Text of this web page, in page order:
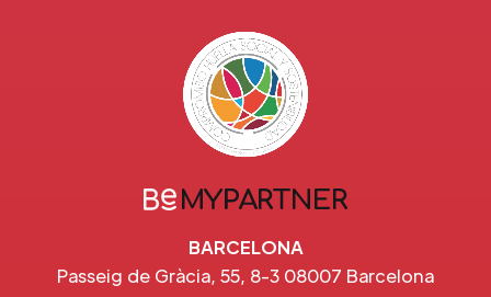
BARCELONA
Passeig de Gràcia, 55, 8-3 08007 Barcelona